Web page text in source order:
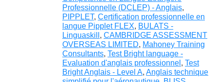
Professionnelle (DCLEP) - Anglais,
PIPPLET, Certification professionnelle en
langue Pipplet FLEX, BULATS -
Linguaskill , CAMBRIDGE ASSESSMENT
OVERSEAS LIMITED, Mahoney Training
Consultants, Test Bright language -
Evaluation d'anglais professionnel , Test
Bright Anglais - Level A, Anglais technique